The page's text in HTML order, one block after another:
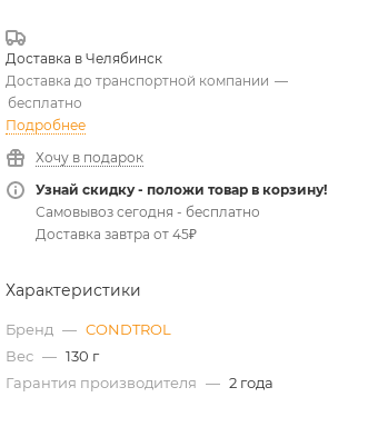
Доставка в Челябинск
Доставка до транспортной компании —
бесплатно
Подробнее
Хочу в подарок
Узнай скидку - положи товар в корзину!
Самовывоз сегодня - бесплатно
Доставка завтра от 45₽
Характеристики
Бренд — CONDTROL
Вес — 130 г
Гарантия производителя — 2 года